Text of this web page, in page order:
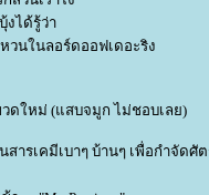
งได้รู้ว่า
วนในลอร์ดออฟเดอะริง
ใหม่​ (แสบจมูก ไม่ชอบเลย)
ารเคมีเบาๆ บ้านๆ เพื่อกำจัดศั